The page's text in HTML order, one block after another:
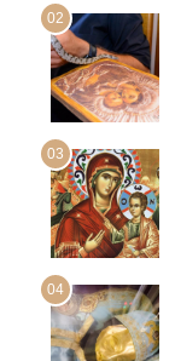
02
03
04